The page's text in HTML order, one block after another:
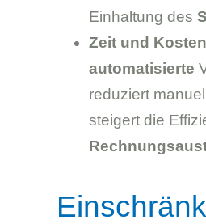
Einhaltung des
Zeit und
automatisierte
reduziert
steigert die